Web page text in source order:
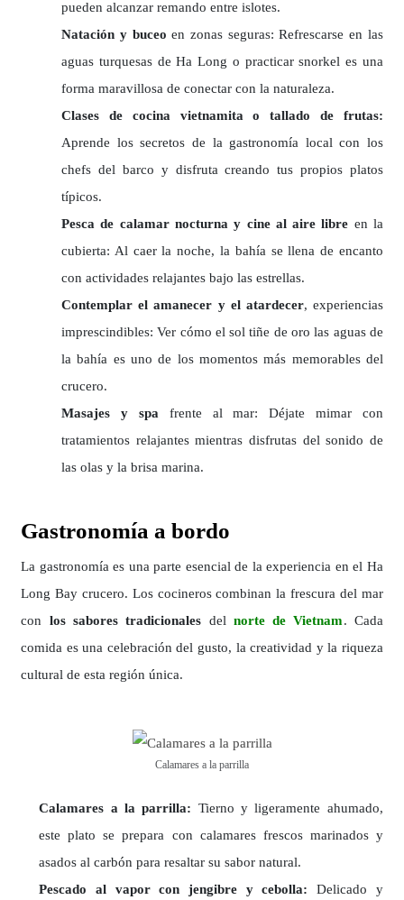
pueden alcanzar remando entre islotes.
Natación y buceo en zonas seguras: Refrescarse en las
aguas turquesas de Ha Long o practicar snorkel es una
forma maravillosa de conectar con la naturaleza.
Clases de cocina vietnamita o tallado de frutas:
Aprende los secretos de la gastronomía local con los
chefs del barco y disfruta creando tus propios platos
típicos.
Pesca de calamar nocturna y cine al aire libre en la
cubierta: Al caer la noche, la bahía se llena de encanto
con actividades relajantes bajo las estrellas.
Contemplar el amanecer y el atardecer, experiencias
imprescindibles: Ver cómo el sol tiñe de oro las aguas de
la bahía es uno de los momentos más memorables del
crucero.
Masajes y spa frente al mar: Déjate mimar con
tratamientos relajantes mientras disfrutas del sonido de
las olas y la brisa marina.
Gastronomía a bordo
La gastronomía es una parte esencial de la experiencia en el Ha
Long Bay crucero. Los cocineros combinan la frescura del mar
con los sabores tradicionales del norte de Vietnam. Cada
comida es una celebración del gusto, la creatividad y la riqueza
cultural de esta región única.
Calamares a la parrilla
Calamares a la parrilla: Tierno y ligeramente ahumado,
este plato se prepara con calamares frescos marinados y
asados al carbón para resaltar su sabor natural.
Pescado al vapor con jengibre y cebolla:Delicado y